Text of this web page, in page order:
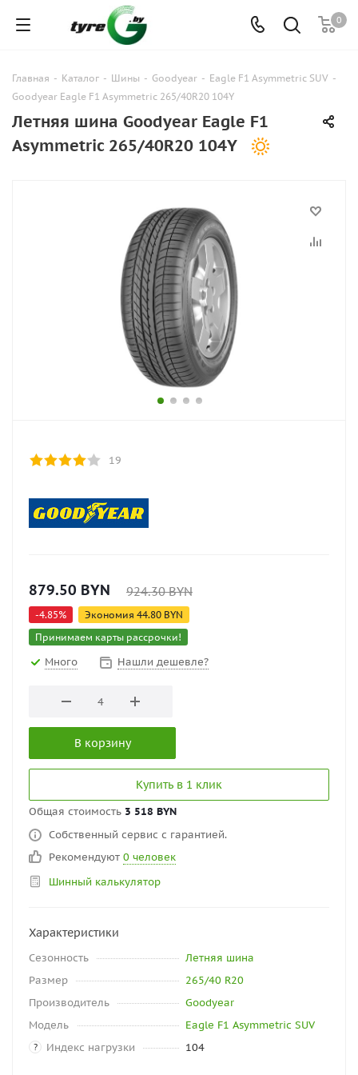
0
Главная - Каталог - Шины - Goodyear - Eagle F1 Asymmetric SUV -
Goodyear Eagle F1 Asymmetric 265/40R20 104Y
Летняя шина Goodyear Eagle F1
Asymmetric 265/40R20 104Y
19
879.50 BYN 924.30BYN
-4.85% Экономия 44.80 BYN
Принимаем карты рассрочки!
Много Нашли дешевле?
В корзину
Купить в 1 клик
Общая стоимость 3 518 BYN
Собственный сервис с гарантией.
Рекомендуют 0 человек
Шинный калькулятор
Характеристики
Сезонность
Летняя шина
Размер
265/40 R20
Производитель
Goodyear
Модель
Eagle F1 Asymmetric SUV
? Индекс нагрузки 104